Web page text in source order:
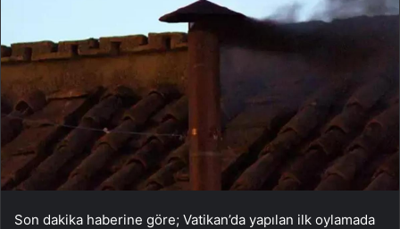
Son dakika haberine göre; Vatikan’da yapılan ilk oylamada